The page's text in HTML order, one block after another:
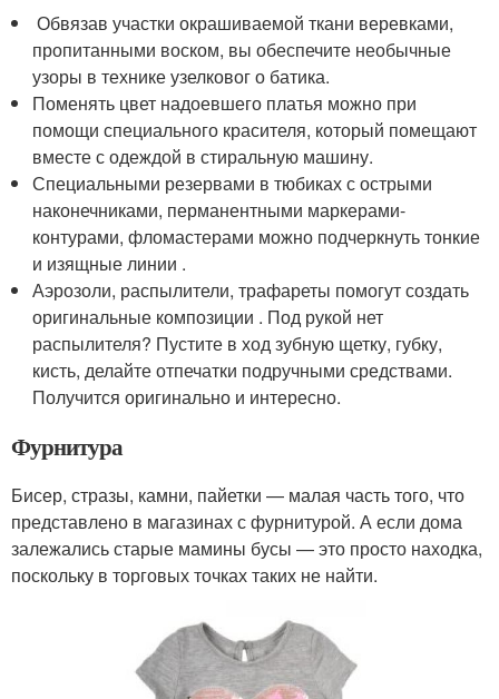
Обвязав участки окрашиваемой ткани веревками,
пропитанными воском, вы обеспечите необычные
узоры в технике узелковог о батика.
Поменять цвет надоевшего платья можно при
помощи специального красителя, который помещают
вместе с одеждой в стиральную машину.
Специальными резервами в тюбиках с острыми
наконечниками, перманентными маркерами-
контурами, фломастерами можно подчеркнуть тонкие
и изящные линии .
Аэрозоли, распылители, трафареты помогут создать
оригинальные композиции . Под рукой нет
распылителя? Пустите в ход зубную щетку, губку,
кисть, делайте отпечатки подручными средствами.
Получится оригинально и интересно.
Фурнитура
Бисер, стразы, камни, пайетки — малая часть того, что
представлено в магазинах с фурнитурой. А если дома
залежались старые мамины бусы — это просто находка,
поскольку в торговых точках таких не найти.